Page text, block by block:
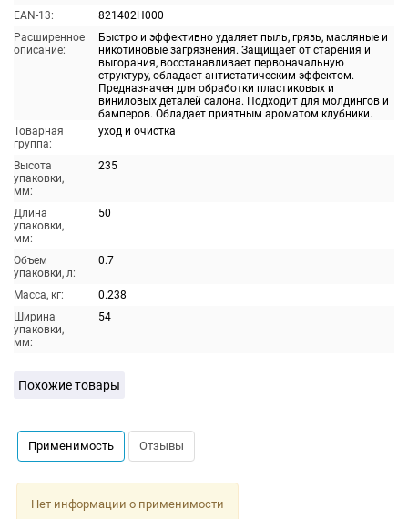
EAN-13:
821402H000
Расширенное
описание:
Быстро и эффективно удаляет пыль, грязь, масляные и
никотиновые загрязнения. Защищает от старения и
выгорания, восстанавливает первоначальную
структуру, обладает антистатическим эффектом.
Предназначен для обработки пластиковых и
виниловых деталей салона. Подходит для молдингов и
бамперов. Обладает приятным ароматом клубники.
Товарная
группа:
уход и очистка
Высота
упаковки,
мм:
235
Длина
упаковки,
мм:
50
Объем
упаковки, л:
0.7
Масса, кг:
0.238
Ширина
упаковки,
мм:
54
Похожие товары
Применимость Отзывы
Нет информации о применимости